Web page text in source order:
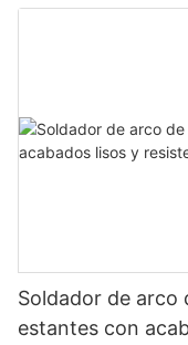
Soldador de arco
estantes con